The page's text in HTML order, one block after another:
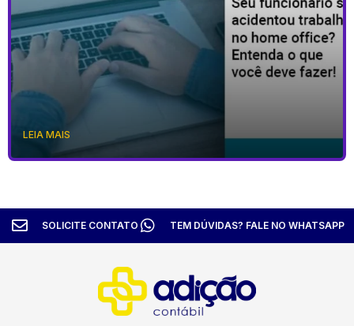
LEIA MAIS
SOLICITE CONTATO TEM DÚVIDAS? FALE NO WHATSAPP